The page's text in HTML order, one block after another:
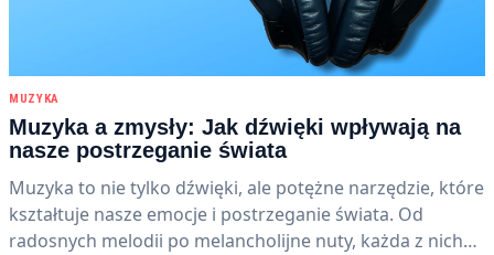
MUZYKA
Muzyka a zmysły: Jak dźwięki wpływają na
nasze postrzeganie świata
Muzyka to nie tylko dźwięki, ale potężne narzędzie, które
kształtuje nasze emocje i postrzeganie świata. Od
radosnych melodii po melancholijne nuty, każda z nich…